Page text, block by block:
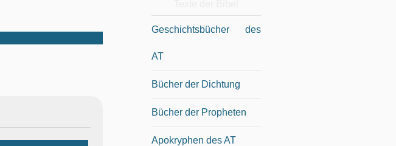
Geschichtsbücher des
AT
Bücher der Dichtung
Bücher der Propheten
Apokryphen des AT